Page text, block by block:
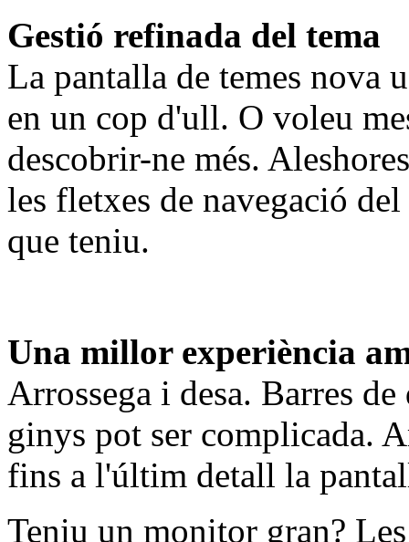
Gestió refinada del tema
La pantalla de temes nova
en un cop d'ull. O voleu
descobrir-ne més.
les fletxes de navegació
que teniu.
Una millor experiència
Arrossega i desa. Barres
ginys pot ser complicada.
fins a l'últim detall la
Teniu un monitor gran?